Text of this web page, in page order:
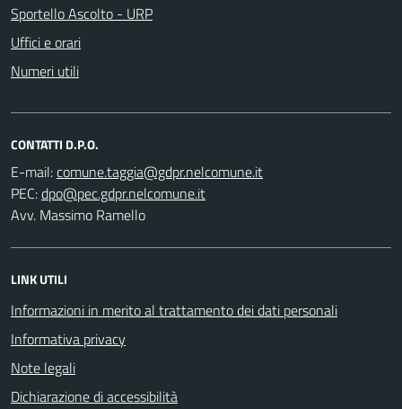
Sportello Ascolto - URP
Uffici e orari
Numeri utili
CONTATTI D.P.O.
E-mail:
PEC:
Avv. Massimo Ramello
LINK UTILI
Informazioni in merito al trattamento dei dati personali
Informativa privacy
Note legali
Dichiarazione di accessibilità